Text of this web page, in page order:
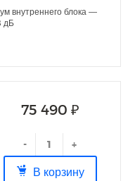
потока 6
внутреннего блока —
дБ
75 490 ₽
- +
В корзину